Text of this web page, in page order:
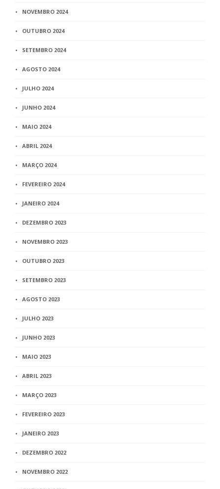
NOVEMBRO 2024
OUTUBRO 2024
SETEMBRO 2024
AGOSTO 2024
JULHO 2024
JUNHO 2024
MAIO 2024
ABRIL 2024
MARÇO 2024
FEVEREIRO 2024
JANEIRO 2024
DEZEMBRO 2023
NOVEMBRO 2023
OUTUBRO 2023
SETEMBRO 2023
AGOSTO 2023
JULHO 2023
JUNHO 2023
MAIO 2023
ABRIL 2023
MARÇO 2023
FEVEREIRO 2023
JANEIRO 2023
DEZEMBRO 2022
NOVEMBRO 2022